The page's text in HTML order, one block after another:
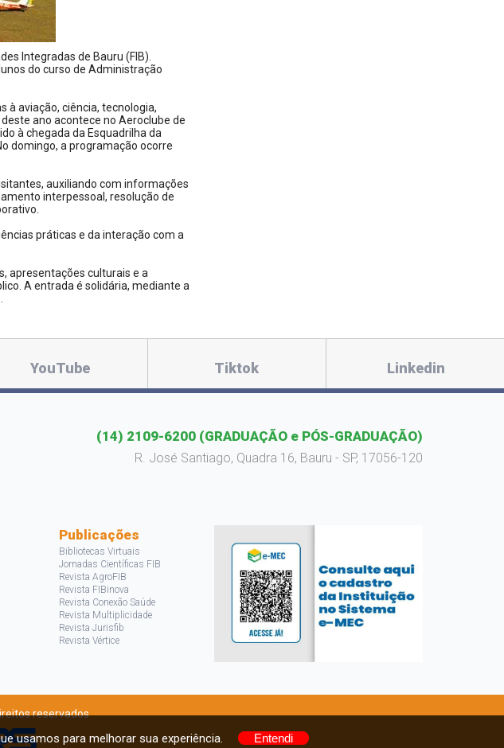
Integradas de Bauru (FIB).
do curso de Administração
à aviação, ciência, tecnologia,
ano acontece no Aeroclube de
à chegada da Esquadrilha da
domingo, a programação ocorre
auxiliando com informações
interpessoal, resolução de
práticas e da interação com a
apresentações culturais e a
A entrada é solidária, mediante a
YouTube Tiktok Linkedin
(14) 2109-6200 (GRADUAÇÃO e PÓS-GRADUAÇÃO)
R. José Santiago, Quadra 16, Bauru - SP, 17056-120
Publicações
Bibliotecas Virtuais
Jornadas Científicas FIB
Revista AgroFIB
Revista FIBinova
Revista Conexão Saúde
Revista Multiplicidade
Revista Jurisfib
Revista Vértice
reservados
usamos para melhorar sua experiência. Entendi